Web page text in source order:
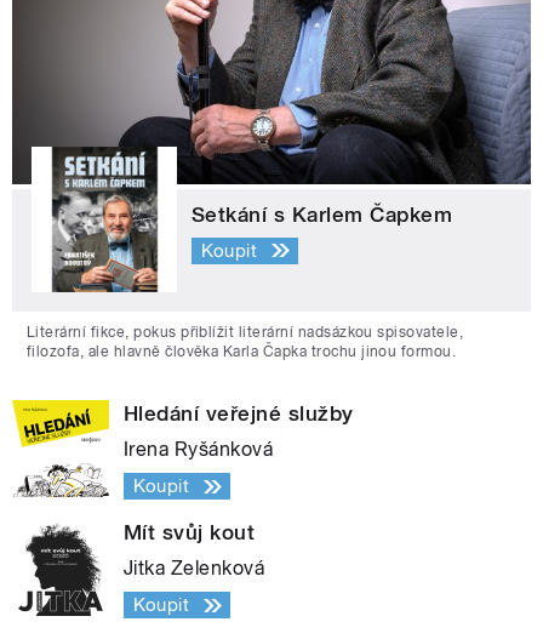
Setkání s Karlem Čapkem
Koupit
Literární fikce, pokus přiblížit literární nadsázkou spisovatele,
filozofa, ale hlavně člověka Karla Čapka trochu jinou formou.
Hledání veřejné služby
Irena Ryšánková
Koupit
Mít svůj kout
Jitka Zelenková
Koupit